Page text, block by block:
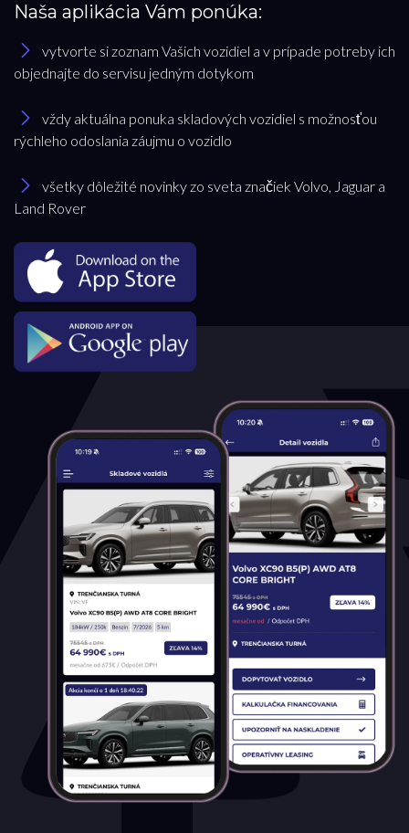
Automatická
Manuálna
0 km
Rok výroby
Cena
7 990 €
Na ceste
Vo výrobe
Vo výrobe, s možnosťou meniť konfiguráciu
Naša aplikácia Vám ponúka:
vytvorte si zoznam Vašich vozidiel a v prípade potreby ich
objednajte do servisu jedným dotykom
vždy aktuálna ponuka skladových vozidiel s možnosťou
rýchleho odoslania záujmu o vozidlo
všetky dôležité novinky zo sveta značiek Volvo, Jaguar a
Land Rover